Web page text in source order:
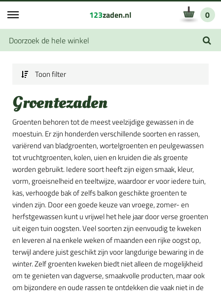
123zaden.nl 0
Toon filter
Groentezaden
Groenten behoren tot de meest veelzijdige gewassen in de
moestuin. Er zijn honderden verschillende soorten en rassen,
variërend van bladgroenten, wortelgroenten en peulgewassen
tot vruchtgroenten, kolen, uien en kruiden die als groente
worden gebruikt. Iedere soort heeft zijn eigen smaak, kleur,
vorm, groeisnelheid en teeltwijze, waardoor er voor iedere tuin,
kas, verhoogde bak of zelfs balkon geschikte groenten te
vinden zijn. Door een goede keuze van vroege, zomer- en
herfstgewassen kunt u vrijwel het hele jaar door verse groenten
uit eigen tuin oogsten. Veel soorten zijn eenvoudig te kweken
en leveren al na enkele weken of maanden een rijke oogst op,
terwijl andere juist geschikt zijn voor langdurige bewaring in de
winter. Zelf groenten kweken biedt niet alleen de mogelijkheid
om te genieten van dagverse, smaakvolle producten, maar ook
om bijzondere en oude rassen te ontdekken die vaak niet in de